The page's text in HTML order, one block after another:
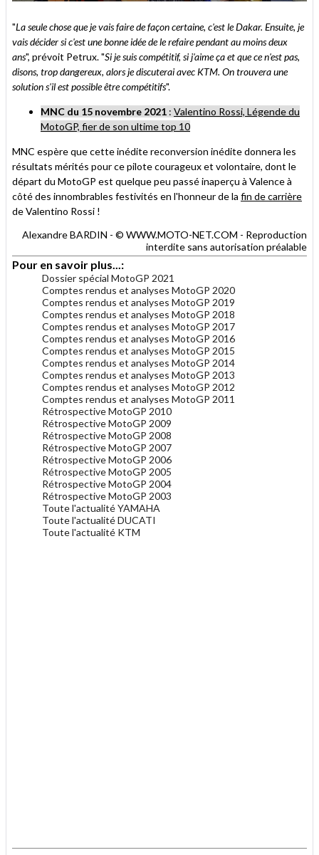
"La seule chose que je vais faire de façon certaine, c'est le Dakar. Ensuite, je
vais décider si c'est une bonne idée de le refaire pendant au moins deux
ans", prévoit Petrux. "Si je suis compétitif, si j'aime ça et que ce n'est pas,
disons, trop dangereux, alors je discuterai avec KTM. On trouvera une
solution s'il est possible être compétitifs".
MNC du 15 novembre 2021 : Valentino Rossi, Légende du
MotoGP, fier de son ultime top 10
MNC espère que cette inédite reconversion inédite donnera les
résultats mérités pour ce pilote courageux et volontaire, dont le
départ du MotoGP est quelque peu passé inaperçu à Valence à
côté des innombrables festivités en l'honneur de la fin de carrière
de Valentino Rossi !
Alexandre BARDIN - © WWW.MOTO-NET.COM - Reproduction
interdite sans autorisation préalable
Pour en savoir plus...:
Dossier spécial MotoGP 2021
Comptes rendus et analyses MotoGP 2020
Comptes rendus et analyses MotoGP 2019
Comptes rendus et analyses MotoGP 2018
Comptes rendus et analyses MotoGP 2017
Comptes rendus et analyses MotoGP 2016
Comptes rendus et analyses MotoGP 2015
Comptes rendus et analyses MotoGP 2014
Comptes rendus et analyses MotoGP 2013
Comptes rendus et analyses MotoGP 2012
Comptes rendus et analyses MotoGP 2011
Rétrospective MotoGP 2010
Rétrospective MotoGP 2009
Rétrospective MotoGP 2008
Rétrospective MotoGP 2007
Rétrospective MotoGP 2006
Rétrospective MotoGP 2005
Rétrospective MotoGP 2004
Rétrospective MotoGP 2003
Toute l'actualité YAMAHA
Toute l'actualité DUCATI
Toute l'actualité KTM